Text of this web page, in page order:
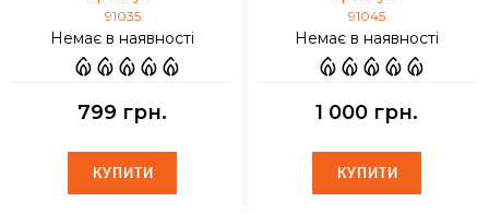
91035
Немає в наявності
799 грн.
КУПИТИ
КУПИТИ
91045
Немає в наявності
1 000 грн.
КУПИТИ
КУПИТИ